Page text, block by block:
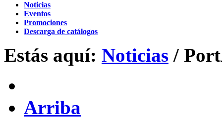
Noticias
Eventos
Promociones
Descarga de catálogos
Estás aquí: Noticias /
Arriba